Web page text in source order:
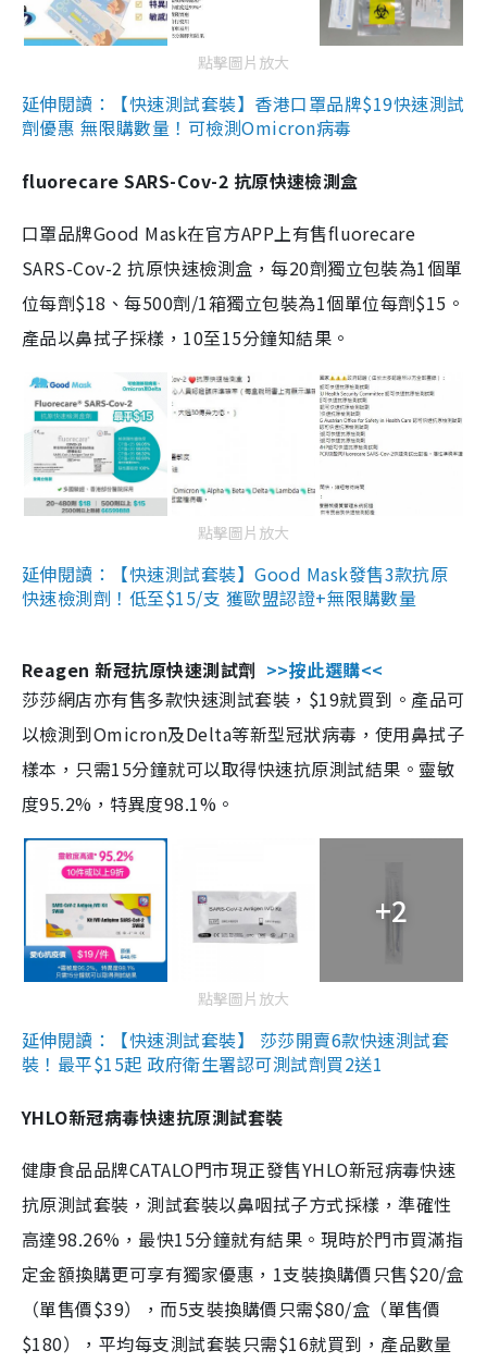
點擊圖片放大
延伸閱讀：【快速測試套裝】香港口罩品牌$19快速測試
劑優惠 無限購數量！可檢測Omicron病毒
fluorecare SARS-Cov-2 抗原快速檢測盒
口罩品牌Good Mask在官方APP上有售fluorecare
SARS-Cov-2 抗原快速檢測盒，每20劑獨立包裝為1個單
位每劑$18、每500劑/1箱獨立包裝為1個單位每劑$15。
產品以鼻拭子採樣，10至15分鐘知結果。
點擊圖片放大
延伸閱讀：【快速測試套裝】Good Mask發售3款抗原
快速檢測劑！低至$15/支 獲歐盟認證+無限購數量
Reagen 新冠抗原快速測試劑 >>按此選購<<
莎莎網店亦有售多款快速測試套裝，$19就買到。產品可
以檢測到Omicron及Delta等新型冠狀病毒，使用鼻拭子
樣本，只需15分鐘就可以取得快速抗原測試結果。靈敏
度95.2%，特異度98.1%。
+2
點擊圖片放大
延伸閱讀：【快速測試套裝】 莎莎開賣6款快速測試套
裝！最平$15起 政府衛生署認可測試劑買2送1
YHLO新冠病毒快速抗原測試套裝
健康食品品牌CATALO門市現正發售YHLO新冠病毒快速
抗原測試套裝，測試套裝以鼻咽拭子方式採樣，準確性
高達98.26%，最快15分鐘就有結果。現時於門市買滿指
定金額換購更可享有獨家優惠，1支裝換購價只售$20/盒
（單售價$39），而5支裝換購價只需$80/盒（單售價
$180），平均每支測試套裝只需$16就買到，產品數量